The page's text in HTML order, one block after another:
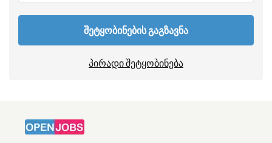
შეტყობინების გაგზავნა
პირადი შეტყობინება